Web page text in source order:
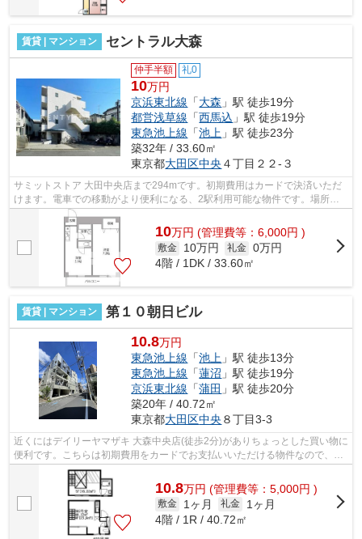
賃貸 | マンション セントラル大森
仲手半額 礼0
10万円
京浜東北線 「大森 」駅 徒歩19分
都営浅草線 「西馬込 」駅 徒歩19分
東急池上線 「池上 」駅 徒歩23分
築32年 / 33.60㎡
東京都大田区中央 ４丁目２２-３
サミットストア 大田中央店まで294mです。初期費用はカードで決済いただ
けます。電車での移動がより便利になる、2駅利用可能な物件です。場所が
平坦なのは、ランニングをする上で抑え...
10万円 (管理費等：6,000円 )
敷金 10万円 礼金 0万円
4階 / 1DK / 33.60㎡
賃貸 | マンション 第１０朝日ビル
10.8万円
東急池上線 「池上 」駅 徒歩13分
東急池上線 「蓮沼 」駅 徒歩19分
京浜東北線 「蒲田 」駅 徒歩20分
築20年 / 40.72㎡
東京都大田区中央 ８丁目3-3
近くにはデイリーヤマザキ 大森中央店(徒歩2分)がありちょっとした買い物に
便利です。こちらは初期費用をカードでお支払いいただける物件なので、支
払い手続きの手間が省けます。いつ...
10.8万円 (管理費等：5,000円 )
敷金 1ヶ月 礼金
1ヶ月
4階 / 1R / 40.72㎡